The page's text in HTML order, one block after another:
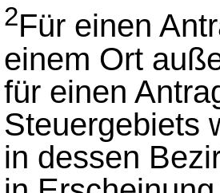
2Für einen
einem Ort
für einen
Steuergebiets
in dessen